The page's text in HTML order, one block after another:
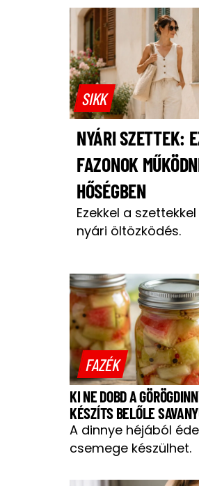
SIKK
NYÁRI SZETTEK:
FAZONOK
HŐSÉGBEN
Ezekkel a
nyári öltözködés.
FAZÉK
KI NE DOBD A
KÉSZÍTS BELŐLE
A dinnye héjából
csemege készülhet.